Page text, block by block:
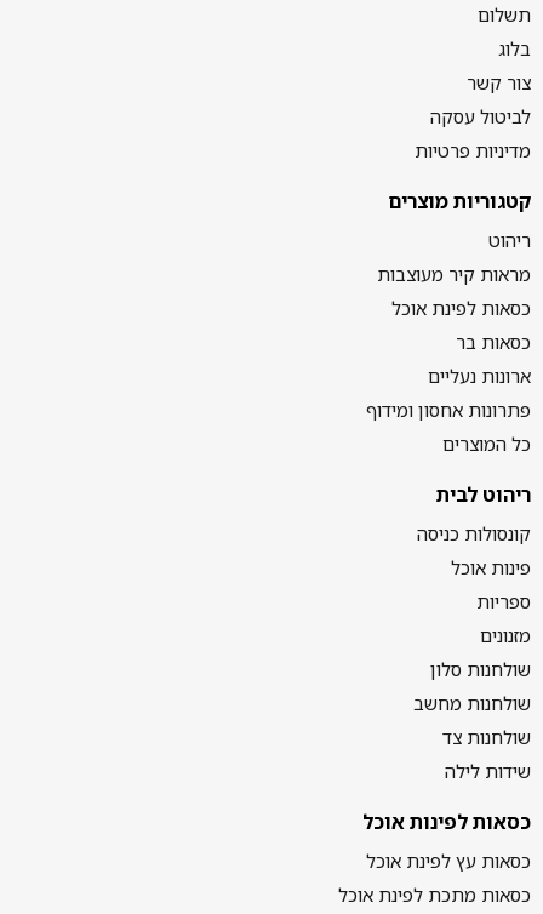
תשלום
בלוג
צור קשר
לביטול עסקה
מדיניות פרטיות
קטגוריות מוצרים
ריהוט
מראות קיר מעוצבות
כסאות לפינת אוכל
כסאות בר
ארונות נעליים
פתרונות אחסון ומידוף
כל המוצרים
ריהוט לבית
קונסולות כניסה
פינות אוכל
ספריות
מזנונים
שולחנות סלון
שולחנות מחשב
שולחנות צד
שידות לילה
כסאות לפינות אוכל
כסאות עץ לפינת אוכל
כסאות מתכת לפינת אוכל